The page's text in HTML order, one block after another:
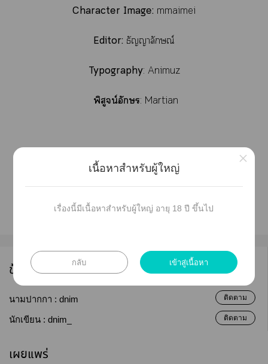
Character Image: mmaimei
Editor: ธัญญาลักษณ์
Typography: Animuz
พิสูจน์อักษร: Martian
Hastag #าใจ้าวสมุทร
ข้อมูลนักเขียน
นามปากกา : dnim ติดตาม
นักเขียน : dnim_ ติดตาม
เผยแพร่
เนื้อหาสำหรับผู้ใหญ่
เรื่องนี้มีเนื้อหาสำหรับผู้ใหญ่ อายุ 18 ปี ขึ้นไป
กลับ เข้าสู่เนื้อหา
×